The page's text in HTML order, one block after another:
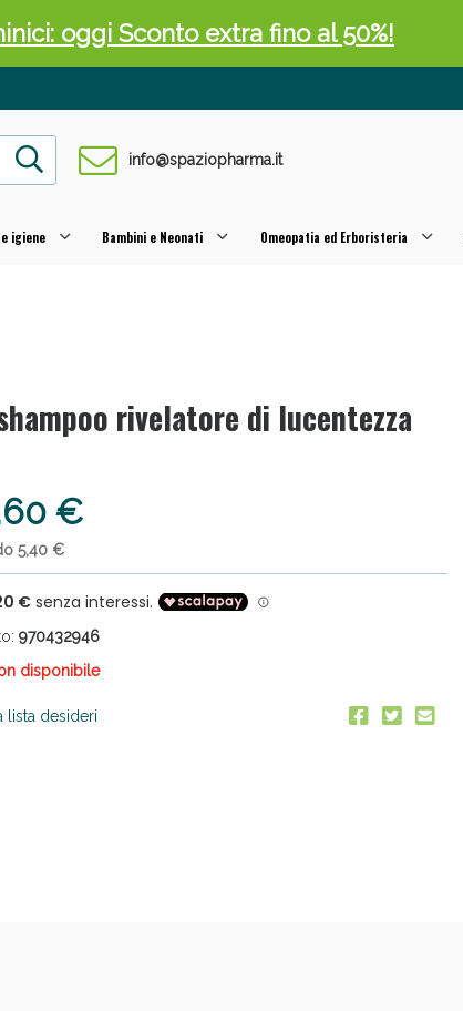
info@spaziopharma.it
igiene Bambini e Neonati Omeopatia ed Erboristeria
rivelatore di lucentezza
€
5,40 €
970432946
disponibile
lista desideri
oggi Sconto extra fino al 50%!
Sconto fino al 40% valido oggi!